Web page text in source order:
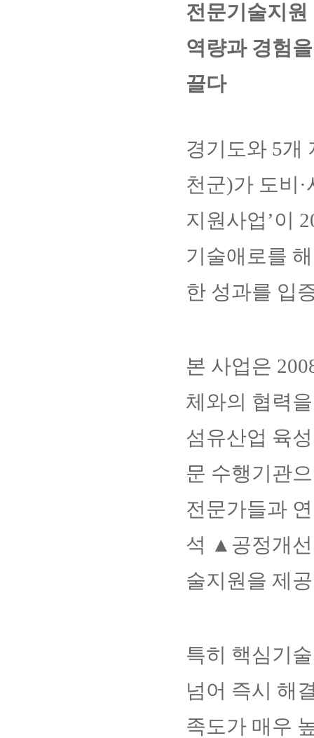
전문기술지
역량과 경험
끌다
경기도와 5개
천군)가 도비
지원사업’이
기술애로를
한 성과를 입
본 사업은
체와의 협력
섬유산업 육
문 수행기관
전문가들과
석 ▲공정개
술지원을 제
특히 핵심기
넘어 즉시 해
족도가 매우